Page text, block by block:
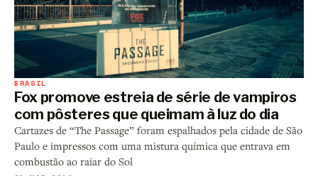
BRASIL
Fox promove estreia de série de vampiros
com pôsteres que queimam à luz do dia
Cartazes de “The Passage” foram espalhados pela cidade de São
Paulo e impressos com uma mistura química que entrava em
combustão ao raiar do Sol